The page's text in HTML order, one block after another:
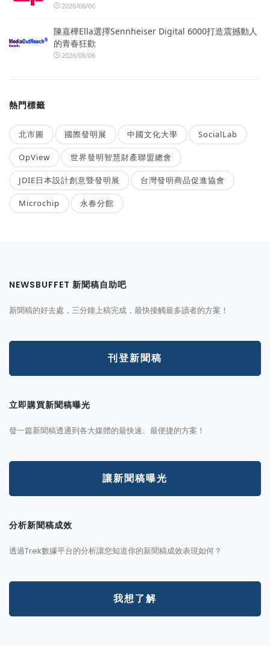
2026/08/06
陳嘉樺Ella選擇Sennheiser Digital 6000打造震撼動人
的青春狂歡
2026/08/06
熱門標籤
北市圖 國際發明展 中國文化大學 SocialLab
OpView 世界發明智慧財產聯盟總會
JDIE日本設計創意暨發明展 台灣發明商品促進協會
Microchip 永春分館
NEWSBUFFET 新聞稿自助吧
新聞稿的好去處，三分鐘上稿完成，最快接觸最多讀者的方案！
刊登新聞稿
立即購買新聞稿曝光
發一篇新聞稿透通到各大媒體的最快速、最便捷的方案！
讓新聞稿曝光
分析新聞稿成效
透過Trek數據平台的分析讓您知道你的新聞稿成效表現如何？
我想了解